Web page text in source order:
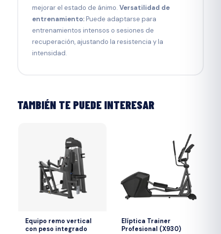
mejorar el estado de ánimo. Versatilidad de
entrenamiento:Puede adaptarse para
entrenamientos intensos o sesiones de
recuperación, ajustando la resistencia y la
intensidad.
TAMBIÉN TE PUEDE INTERESAR
Equipo remo vertical
con peso integrado
Elíptica Trainer
Profesional (X930)